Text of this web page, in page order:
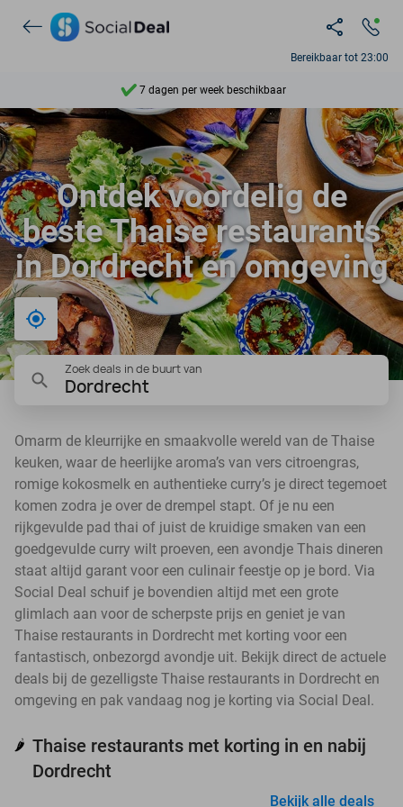
Bereikbaar tot 23:00
7 dagen per week beschikbaar
10+ miljoen leden
9,4
Ontdek 15.000+ deals
Ontdek voordelig de
beste Thaise restaurants
in Dordrecht en omgeving
Bij mij in de buurt
Zoek deals in de buurt van
Dordrecht
Omarm de kleurrijke en smaakvolle wereld van de Thaise
keuken, waar de heerlijke aroma’s van vers citroengras,
romige kokosmelk en authentieke curry’s je direct tegemoet
komen zodra je over de drempel stapt. Of je nu een
rijkgevulde pad thai of juist de kruidige smaken van een
goedgevulde curry wilt proeven, een avondje Thais dineren
staat altijd garant voor een culinair feestje op je bord. Via
Social Deal schuif je bovendien altijd met een grote
glimlach aan voor de scherpste prijs en geniet je van
Thaise restaurants in Dordrecht met korting voor een
fantastisch, onbezorgd avondje uit. Bekijk direct de actuele
deals bij de gezelligste Thaise restaurants in Dordrecht en
omgeving en pak vandaag nog je korting via Social Deal.
🌶️ Thaise restaurants met korting in en nabij
Dordrecht
Bekijk alle deals